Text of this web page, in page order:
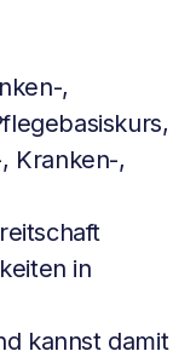
,
Kranken-,
in
kannst damit